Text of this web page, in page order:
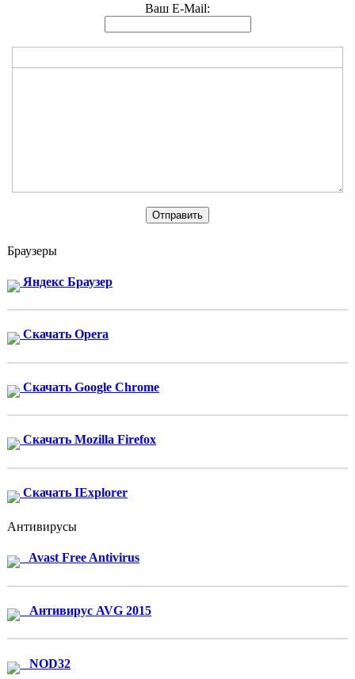
Ваш E-Mail:
Браузеры
Яндекс Браузер
Скачать Opera
Скачать Google Chrome
Скачать Mozilla Firefox
Скачать IExplorer
Антивирусы
Avast Free Antivirus
Антивирус AVG 2015
NOD32